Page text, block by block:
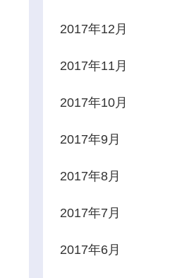
2017年12月
2017年11月
2017年10月
2017年9月
2017年8月
2017年7月
2017年6月